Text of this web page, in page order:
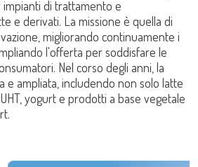
di trattamento e
e derivati. La missione è quella di
migliorando continuamente i
l'offerta per soddisfare le
Nel corso degli anni, la
e ampliata, includendo non solo latte
yogurt e prodotti a base vegetale